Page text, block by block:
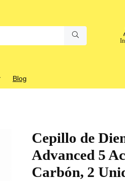
Blog
Cepillo de
Advanced 5
Carbón, 2